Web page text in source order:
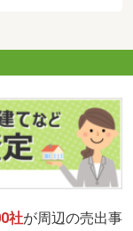
社が周辺の売出事